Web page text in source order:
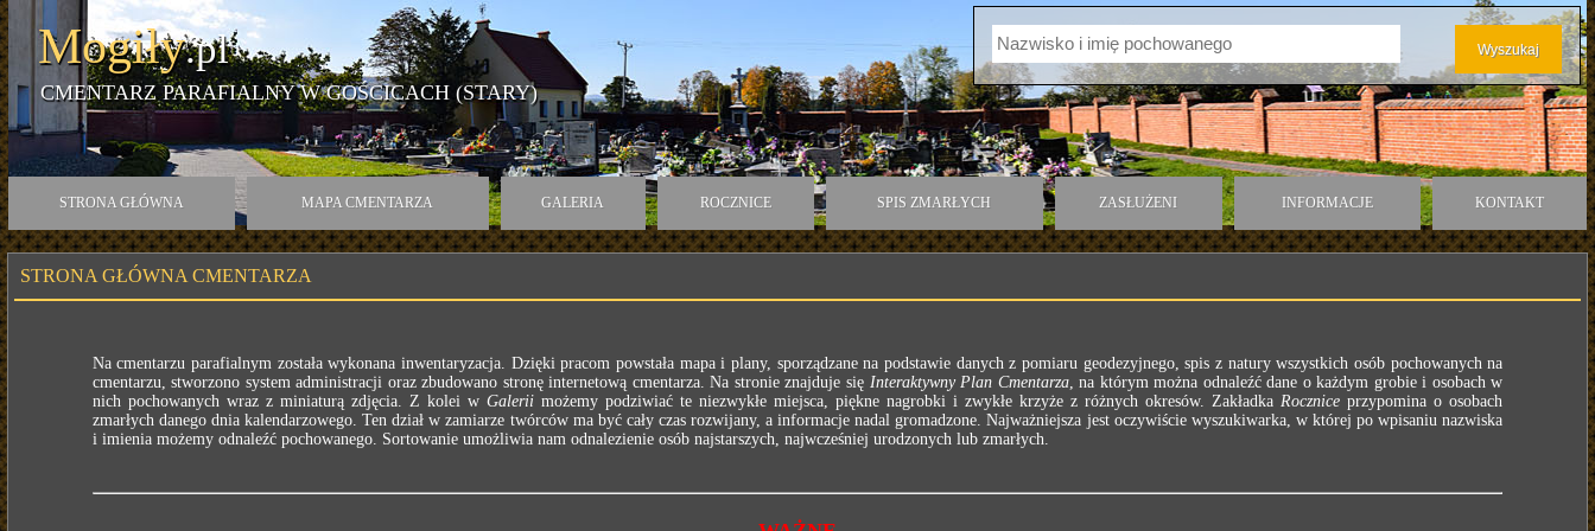
Mogiły.pl
CMENTARZ PARAFIALNY W GOŚCICACH (STARY)
STRONA GŁÓWNA MAPA CMENTARZA GALERIA ROCZNICE SPIS ZMARŁYCH ZASŁUŻENI INFORMACJE KONTAKT
STRONA GŁÓWNA CMENTARZA
Na cmentarzu parafialnym została wykonana inwentaryzacja. Dzięki pracom powstała mapa i plany, sporządzane na podstawie danych z pomiaru geodezyjnego, spis z natury wszystkich osób pochowanych na
cmentarzu, stworzono system administracji oraz zbudowano stronę internetową cmentarza. Na stronie znajduje się Interaktywny Plan Cmentarza, na którym można odnaleźć dane o każdym grobie i osobach w
nich pochowanych wraz z miniaturą zdjęcia. Z kolei w Galeriimożemy podziwiać te niezwykłe miejsca, piękne nagrobki i zwykłe krzyże z różnych okresów. ZakładkaRocznice przypomina o osobach
zmarłych danego dnia kalendarzowego. Ten dział w zamiarze twórców ma być cały czas rozwijany, a informacje nadal gromadzone. Najważniejsza jest oczywiście wyszukiwarka, w której po wpisaniu nazwiska
i imienia możemy odnaleźć pochowanego. Sortowanie umożliwia nam odnalezienie osób najstarszych, najwcześniej urodzonych lub zmarłych.